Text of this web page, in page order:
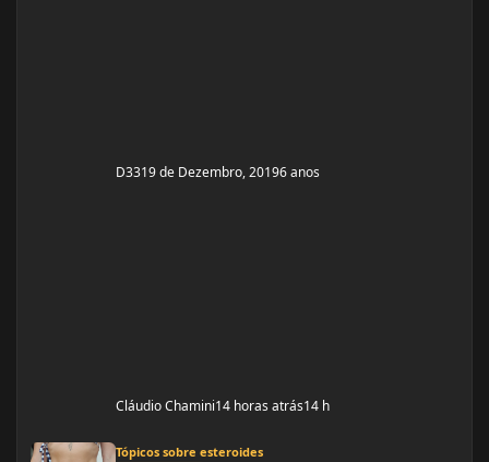
D3319 de Dezembro, 20196 anos
Cláudio Chamini14 horas atrás14 h
Tópicos sobre esteroides